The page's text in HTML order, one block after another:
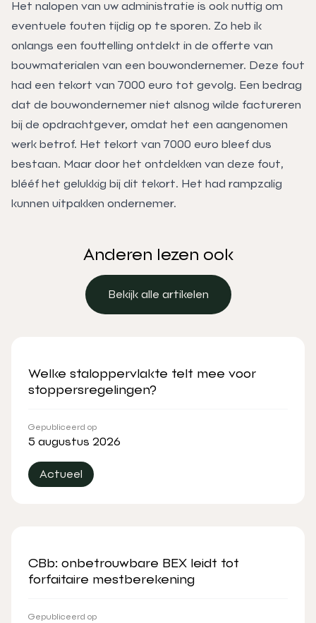
Het nalopen van uw administratie is ook nuttig om
eventuele fouten tijdig op te sporen. Zo heb ik
onlangs een fouttelling ontdekt in de offerte van
bouwmaterialen van een bouwondernemer. Deze fout
had een tekort van 7000 euro tot gevolg. Een bedrag
dat de bouwondernemer niet alsnog wilde factureren
bij de opdrachtgever, omdat het een aangenomen
werk betrof. Het tekort van 7000 euro bleef dus
bestaan. Maar door het ontdekken van deze fout,
blééf het gelukkig bij dit tekort. Het had rampzalig
kunnen uitpakken ondernemer.
Anderen lezen ook
Bekijk alle artikelen
Welke staloppervlakte telt mee voor
stoppersregelingen?
Gepubliceerd op
5 augustus 2026
Actueel
CBb: onbetrouwbare BEX leidt tot
forfaitaire mestberekening
Gepubliceerd op